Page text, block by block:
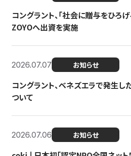
コングラント、「社会に贈与をひろ
ZOYOへ出資を実施
2026.07.07 お知らせ
コングラント、ベネズエラで発生
ついて
2026.07.06 お知らせ